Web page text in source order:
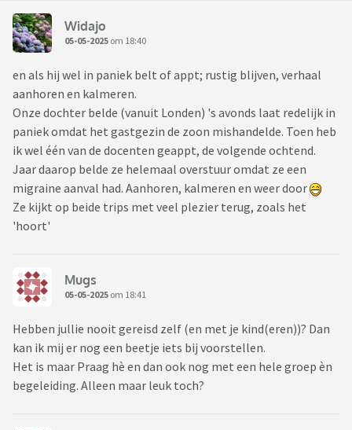
Widajo
05-05-2025 om 18:40
en als hij wel in paniek belt of appt; rustig blijven, verhaal
aanhoren en kalmeren.
Onze dochter belde (vanuit Londen) 's avonds laat redelijk in
paniek omdat het gastgezin de zoon mishandelde. Toen heb
ik wel één van de docenten geappt, de volgende ochtend.
Jaar daarop belde ze helemaal overstuur omdat ze een
migraine aanval had. Aanhoren, kalmeren en weer door
Ze kijkt op beide trips met veel plezier terug, zoals het
'hoort'
Mugs
05-05-2025 om 18:41
Hebben jullie nooit gereisd zelf (en met je kind(eren))? Dan
kan ik mij er nog een beetje iets bij voorstellen.
Het is maar Praag hè en dan ook nog met een hele groep èn
begeleiding. Alleen maar leuk toch?